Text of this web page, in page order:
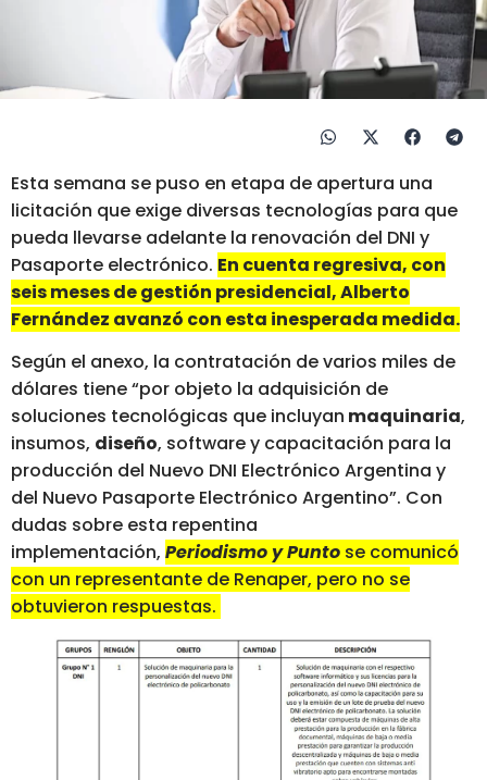
Esta semana se puso en etapa de apertura una
licitación que exige diversas tecnologías para que
pueda llevarse adelante la renovación del DNI y
Pasaporte electrónico. En cuenta regresiva, con
seis meses de gestión presidencial, Alberto
Fernández avanzó con esta inesperada medida.
Según el anexo, la contratación de varios miles de
dólares tiene “por objeto la adquisición de
soluciones tecnológicas que incluyan maquinaria,
insumos, diseño, software y capacitación para la
producción del Nuevo DNI Electrónico Argentina y
del Nuevo Pasaporte Electrónico Argentino”. Con
dudas sobre esta repentina
implementación, Periodismo y Punto se comunicó
con un representante de Renaper, pero no se
obtuvieron respuestas.